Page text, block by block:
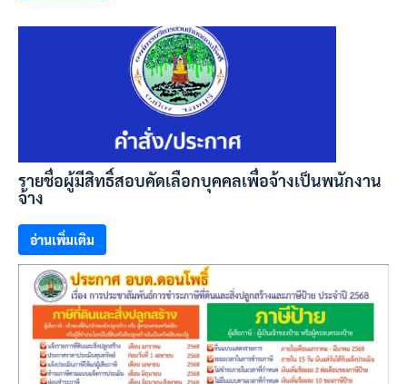
รายชื่อผู้มีสิทธิ์สอบคัดเลือกบุคคลเพื่อจ้างเป็นพนักงาน
จ้าง
อ่านเพิ่มเติม